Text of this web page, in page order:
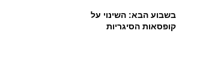
בשבוע הבא: השינוי על
קופסאות הסיגריות